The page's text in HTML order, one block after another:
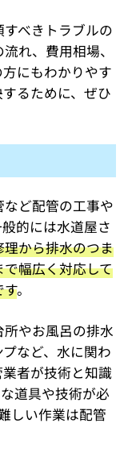
べきトラブルの
れ、費用相場、
にもわかりやす
るために、ぜひ
ど配管の工事や
的には水道屋さ
理から排水のつま
幅広く対応して
。
やお風呂の排水
など、水に関わ
者が技術と知識
道具や技術が必
しい作業は配管